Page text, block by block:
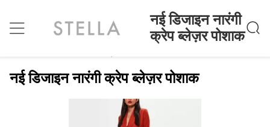
नई डिजाइन नारंगी
क्रेप ब्लेज़र पोशाक
नई डिजाइन नारंगी क्रेप ब्लेज़र पोशाक